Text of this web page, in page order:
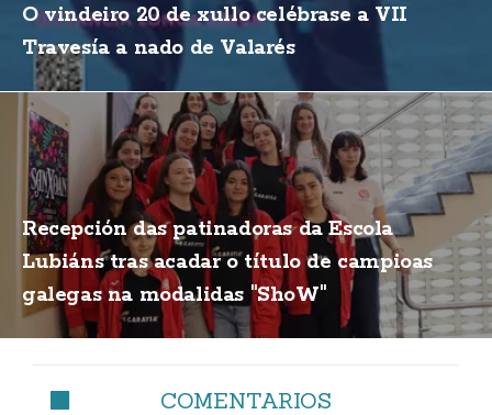
O vindeiro 20 de xullo celébrase a VII
Travesía a nado de Valarés
Recepción das patinadoras da Escola
Lubiáns tras acadar o título de campioas
galegas na modalidas "ShoW"
COMENTARIOS